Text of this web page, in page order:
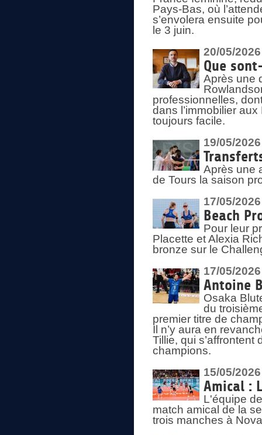
Pays-Bas, où
s’envolera ensuite
le 3 juin.
20/05/2026
Que
Après une
professionnelles,
dans l’immobilier
toujours facile.
19/05/2026
Après une
de Tours la saison
17/05/2026
Beach
Pour leur
Placette et Alexia
bronze sur le
17/05/2026
Antoine
Osaka
du
premier titre de
Il n’y aura en
Tillie, qui
champions.
15/05/2026
Amical :
L'équipe
match amical de la
trois manches à